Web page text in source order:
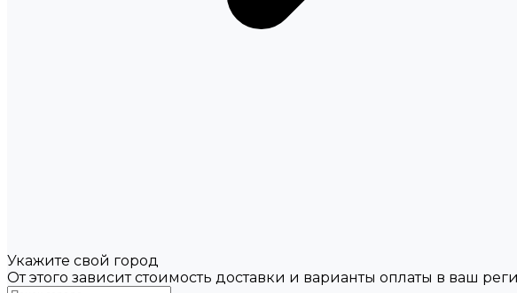
Укажите свой город
От этого зависит стоимость доставки и варианты оплаты в ваш